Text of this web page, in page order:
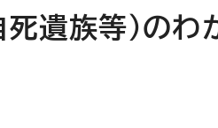
遺族等）のわ